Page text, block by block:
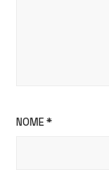
NOME*